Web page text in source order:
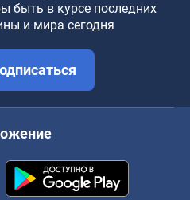
быть в курсе последних
и мира сегодня